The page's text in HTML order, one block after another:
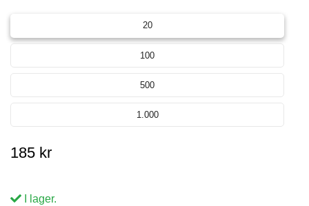
20
100
500
1.000
185 kr
I lager.